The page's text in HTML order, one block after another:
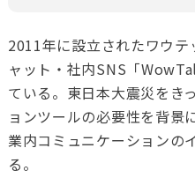
2011年に設立されたワウ
ャット・社内SNS「
ている。東日本大震災をき
ョンツールの必要性を背景
業内コミュニケーションの
る。